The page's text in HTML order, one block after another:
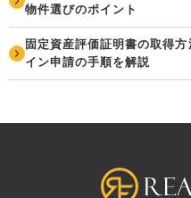
物件選びのポイント
固定資産評価証明書の取得
イン申請の手順を解説